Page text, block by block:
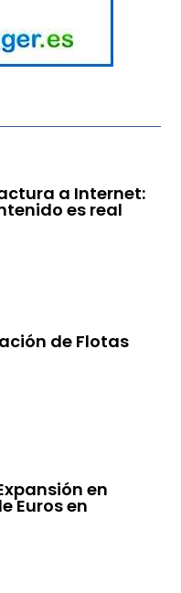
a Internet:
es real
de Flotas
en
Euros en